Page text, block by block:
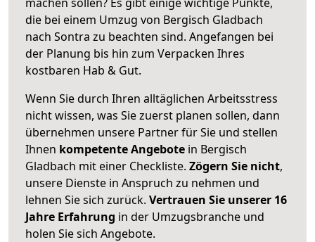
die bei einem Umzug von Bergisch Gladbach
nach Sontra zu beachten sind. Angefangen bei
der Planung bis hin zum Verpacken Ihres
kostbaren Hab & Gut.
Wenn Sie durch Ihren alltäglichen Arbeitsstress
nicht wissen, was Sie zuerst planen sollen, dann
übernehmen unsere Partner für Sie und stellen
Ihnen kompetente Angebote in Bergisch
Gladbach mit einer Checkliste. Zögern Sie nicht,
unsere Dienste in Anspruch zu nehmen und
lehnen Sie sich zurück. Vertrauen Sie unserer 16
Jahre Erfahrung in der Umzugsbranche und
holen Sie sich Angebote.